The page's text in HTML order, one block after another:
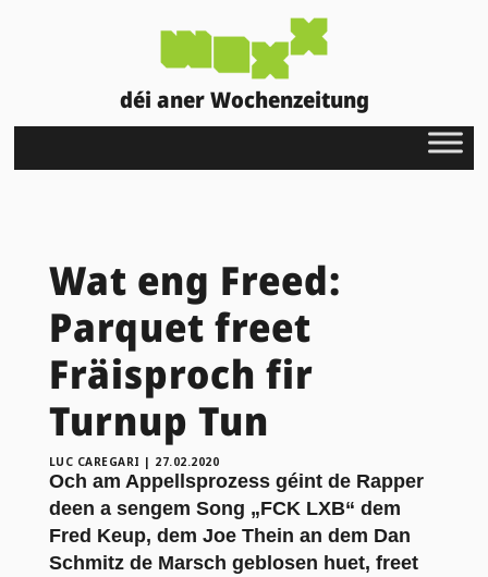
déi aner Wochenzeitung
Wat eng Freed:
Parquet freet
Fräisproch fir
Turnup Tun
LUC CAREGARI | 27.02.2020
Och am Appellsprozess géint de Rapper
deen a sengem Song „FCK LXB“ dem
Fred Keup, dem JoeThein an dem Dan
Schmitz de Marsch geblosen huet, freet